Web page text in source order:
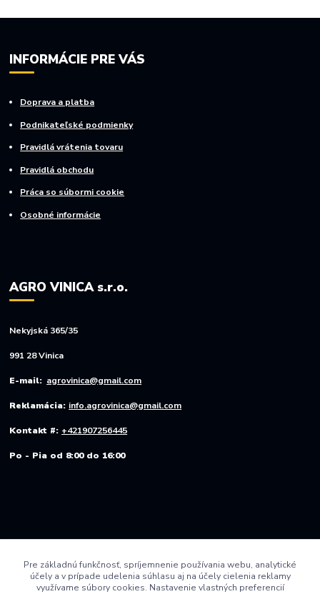
INFORMÁCIE PRE VÁS
Doprava a platba
Podnikateľské podmienky
Pravidlá vrátenia tovaru
Pravidlá obchodu
Práca so súbormi cookie
Osobné informácie
AGRO VINICA s.r.o.
Nekyjská 365/35
991 28 Vinica
E-mail: agrovinica@gmail.com
Reklamácia: info.agrovinica@gmail.com
Kontakt #: +421907256445
Po - Pia od 8:00 do 16:00
Pre základnú funkčnosť, spríjemnenie používania webu, analytické
účely a v prípade udelenia súhlasu aj na účely cielenia reklamy
využívame súbory cookies. Nastavenie vlastných preferencií